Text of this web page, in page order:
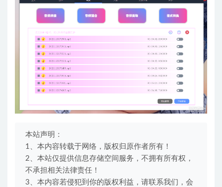
本站声明：
1、本内容转载于网络，版权归原作者所有！
2、本站仅提供信息存储空间服务，不拥有所有权，
不承担相关法律责任！
3、本内容若侵犯到你的版权利益，请联系我们，会